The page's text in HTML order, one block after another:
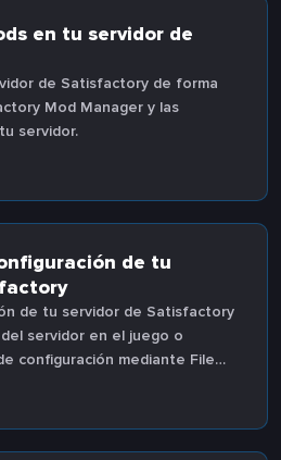
en tu servidor de
de Satisfactory de forma
Mod Manager y las
servidor.
de tu
de tu servidor de Satisfactory
servidor en el juego o
configuración mediante File